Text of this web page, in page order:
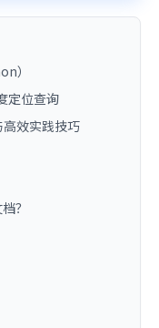
）
定位查询
效实践技巧
？